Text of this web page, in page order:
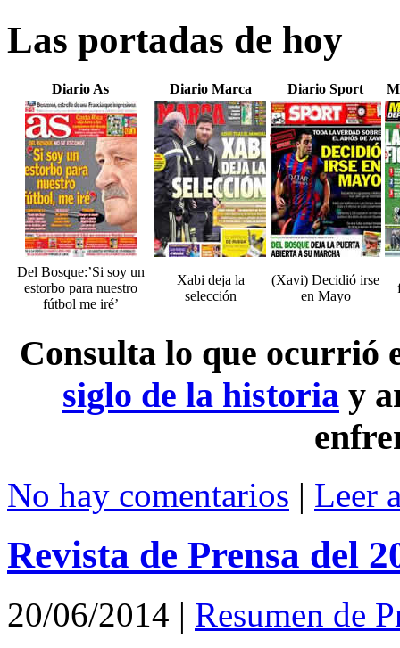
Las portadas de hoy
Diario As Diario Marca Diario Sport
Del Bosque:’Si soy un
estorbo para nuestro
fútbol me iré’
Xabi deja la
selección
(Xavi) Decidió irse
en Mayo
Consulta lo que ocurrió
siglo de la historia y
No hay comentarios | Leer
Revista de Prensa del
20/06/2014 | Resumen de